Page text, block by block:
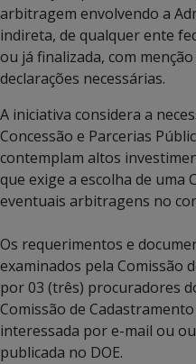
arbitragem envolvendo a
indireta, de qualquer ente
ou já finalizada, com
declarações necessárias.
A iniciativa considera a
Concessão e Parcerias
contemplam altos
que exige a escolha de uma
eventuais arbitragens no
Os requerimentos e
examinados pela Comissão
por 03 (três) procuradores
Comissão de
interessada por e-mail ou
publicada no DOE.